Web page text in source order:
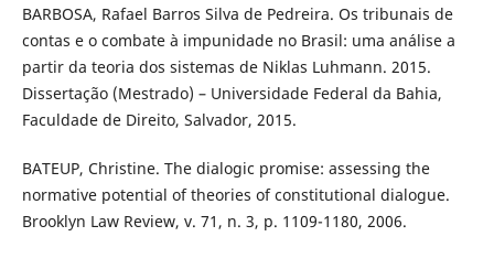
BARBOSA, Rafael Barros Silva de Pedreira. Os tribunais de
contas e o combate à impunidade no Brasil: uma análise a
partir da teoria dos sistemas de Niklas Luhmann. 2015.
Dissertação (Mestrado) – Universidade Federal da Bahia,
Faculdade de Direito, Salvador, 2015.
BATEUP, Christine. The dialogic promise: assessing the
normative potential of theories of constitutional dialogue.
Brooklyn Law Review, v. 71, n. 3, p. 1109-1180, 2006.